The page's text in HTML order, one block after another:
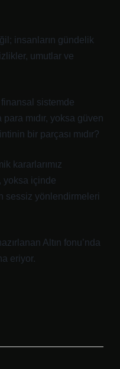
insanların gündelik
umutlar ve
sistemde
mıdır, yoksa güven
bir parçası mıdır?
kararlarımız
yoksa içinde
sessiz yönlendirmeleri
Altın fonu’nda
eriyor.